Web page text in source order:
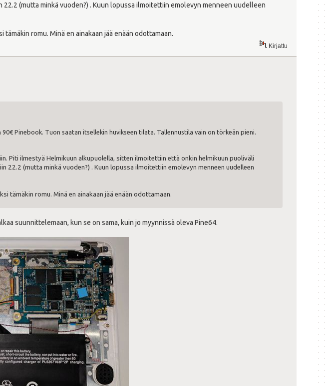
(mutta minkä vuoden?) . Kuun lopussa ilmoitettiin emolevyn menneen uudelleen
romu. Minä en ainakaan jää enään odottamaan.
Kirjattu
Pinebook. Tuon saatan itsellekin huvikseen tilata. Tallennustila vain on törkeän pieni.
Piti ilmestyä Helmikuun alkupuolella, sitten ilmoitettiin että onkin helmikuun puoliväli
(mutta minkä vuoden?) . Kuun lopussa ilmoitettiin emolevyn menneen uudelleen
tämäkin romu. Minä en ainakaan jää enään odottamaan.
suunnittelemaan, kun se on sama, kuin jo myynnissä oleva Pine64.